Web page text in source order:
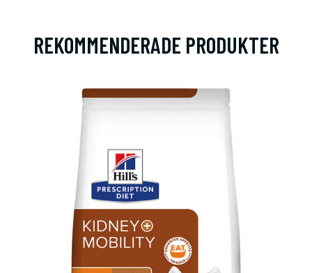
REKOMMENDERADE PRODUKTER